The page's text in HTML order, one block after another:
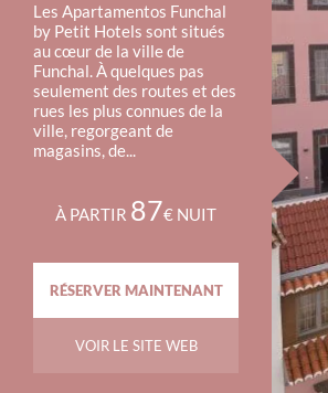
Les Apartamentos Funchal
by Petit Hotels sont situés
au cœur de la ville de
Funchal. À quelques pas
seulement des routes et des
rues les plus connues de la
ville, regorgeant de
magasins, de...
À PARTIR 87€ NUIT
RÉSERVER MAINTENANT
VOIR LE SITE WEB